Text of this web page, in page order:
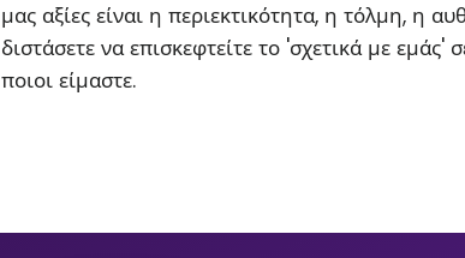
μας αξίες είναι η περιεκτικότητα, η τόλμη, η
διστάσετε να επισκεφτείτε το 'σχετικά με εμάς'
ποιοι είμαστε.